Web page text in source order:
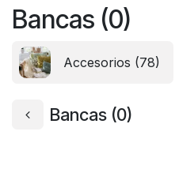
Bancas (0)
Accesorios (78)
Bancas (0)